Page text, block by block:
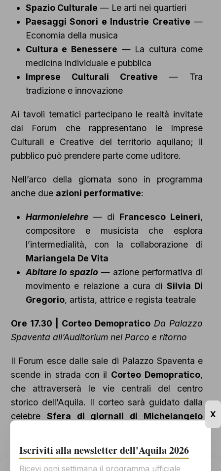
Spazio Culturale — Le arti nei quartieri
Paesaggi Sonori e Industrie Creative —
Economia della musica
Cultura e Benessere — La cultura come
medicina individuale e pubblica
Imprese Culturali Creative — Tra
tradizione e innovazione
Ai tavoli tematici partecipano le realtà invitate
dal Forum che rappresentano le Imprese
Culturali e Creative del territorio aquilano; il
pubblico può prendere parte come uditore.
Nell’arco della giornata sono in programma
anche due azioni performative:
Harmonielehre— di Francesco Leineri,
compositore e musicista che esplora
l’intermedialità, con la collaborazione di
Mariangela De Vita
Abitare lo spazio — azione performativa di
movimento e relazione a cura di Silvia Di
Gregorio, artista, attrice e regista teatrale
Ore 17.30 | Corteo Demopratico Da Palazzo
Spaventa all’Auditorium nel Parco e ritorno
Il Forum esce dalle sale di Palazzo Spaventa e
scende in strada con il Corteo Demopratico,
che attraverserà le vie centrali del centro
storico dell’Aquila. Il corteo sarà guidato dalla
celebre Sfera di giornali di Michelangelo
che intoneranno musiche tradizionali lungo
Iscriviti alla newsletter dell'Aquila 2026
Ricevi ogni settimana il programma ufficiale
X